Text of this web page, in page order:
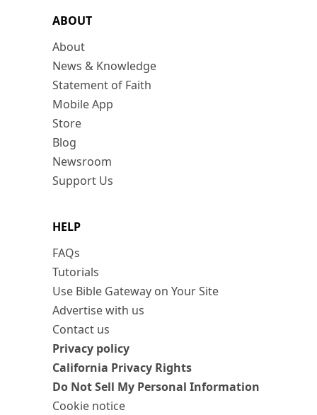
ABOUT
About
News & Knowledge
Statement of Faith
Mobile App
Store
Blog
Newsroom
Support Us
HELP
FAQs
Tutorials
Use Bible Gateway on Your Site
Advertise with us
Contact us
Privacy policy
California Privacy Rights
Do Not Sell My Personal Information
Cookie notice